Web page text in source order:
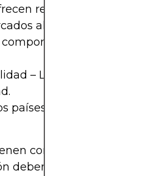
retornos totales
alcistas.
de bono actúa
– La opción
países, la conversión
complejidades. Riesgo
deben ser considerados.